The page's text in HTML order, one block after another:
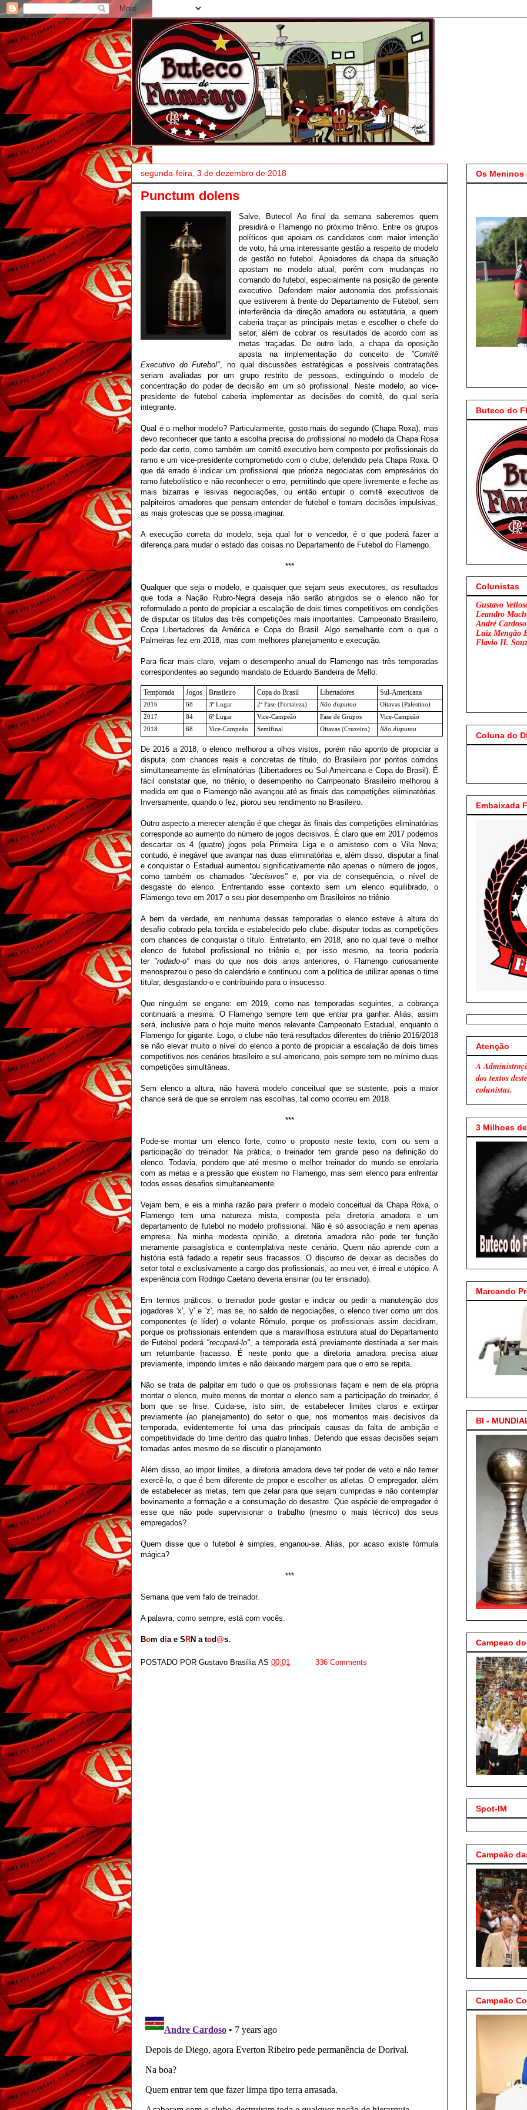
segunda-feira, 3 de dezembro de 2018
Punctum dolens
Salve, Buteco! Ao final da semana saberemos quem
presidirá o Flamengo no próximo triênio. Entre os grupos
políticos que apoiam os candidatos com maior intenção
de voto, há uma interessante gestão a respeito de modelo
de gestão no futebol. Apoiadores da chapa da situação
apostam no modelo atual, porém com mudanças no
comando do futebol, especialmente na posição de gerente
executivo. Defendem maior autonomia dos profissionais
que estiverem à frente do Departamento de Futebol, sem
interferência da direção amadora ou estatutária, a quem
caberia traçar as principais metas e escolher o chefe do
setor, além de cobrar os resultados de acordo com as
metas traçadas. De outro lado, a chapa da oposição
aposta na implementação do conceito de "Comitê
Executivo do Futebol", no qual discussões estratégicas e possíveis contratações
seriam avaliadas por um grupo restrito de pessoas, extinguindo o modelo de
concentração do poder de decisão em um só profissional. Neste modelo, ao vice-
presidente de futebol caberia implementar as decisões do comitê, do qual seria
integrante.
Qual é o melhor modelo? Particularmente, gosto mais do segundo (Chapa Roxa), mas
devo reconhecer que tanto a escolha precisa do profissional no modelo da Chapa Rosa
pode dar certo, como também um comitê executivo bem composto por profissionais do
ramo e um vice-presidente comprometido com o clube, defendido pela Chapa Roxa. O
que dá errado é indicar um profissional que prioriza negociatas com empresários do
ramo futebolístico e não reconhecer o erro, permitindo que opere livremente e feche as
mais bizarras e lesivas negociações, ou então entupir o comitê executivos de
palpiteiros amadores que pensam entender de futebol e tomam decisões impulsivas,
as mais grotescas que se possa imaginar.
A execução correta do modelo, seja qual for o vencedor, é o que poderá fazer a
diferença para mudar o estado das coisas no Departamento de Futebol do Flamengo.
***
Qualquer que seja o modelo, e quaisquer que sejam seus executores, os resultados
que toda a Nação Rubro-Negra deseja não serão atingidos se o elenco não for
reformulado a ponto de propiciar a escalação de dois times competitivos em condições
de disputar os títulos das três competições mais importantes: Campeonato Brasileiro,
Copa Libertadores da América e Copa do Brasil. Algo semelhante com o que o
Palmeiras fez em 2018, mas com melhores planejamento e execução.
Para ficar mais claro, vejam o desempenho anual do Flamengo nas três temporadas
correspondentes ao segundo mandato de Eduardo Bandeira de Mello:
Temporada Jogos Brasileiro Copa do Brasil Libertadores Sul-Americana
2016 68 3º Lugar 2ª Fase (Fortaleza) Não disputou
Oitavas (Palestino)
2017
84 6º Lugar Vice-Campeão Fase de Grupos
Vice-Campeão
2018
68 Vice-Campeão Semifinal Oitavas (Cruzeiro) Não disputou
De 2016 a 2018, o elenco melhorou a olhos vistos, porém não aponto de propiciar a
disputa, com chances reais e concretas de título, do Brasileiro por pontos corridos
simultaneamente às eliminatórias (Libertadores ou Sul-Ameircana e Copa do Brasil). É
fácil constatar que, no triênio, o desempenho no Campeonato Brasileiro melhorou à
medida em que o Flamengo não avançou até as finais das competições eliminatórias.
Inversamente, quando o fez, piorou seu rendimento no Brasileiro.
Outro aspecto a merecer atenção é que chegar às finais das competições eliminatórias
corresponde ao aumento do número de jogos decisivos. É claro que em 2017 podemos
descartar os 4 (quatro) jogos pela Primeira Liga e o amistoso com o Vila Nova;
contudo, é inegável que avançar nas duas eliminatórias e, além disso, disputar a final
e conquistar o Estadual aumentou significativamente não apenas o número de jogos,
como também os chamados "decisivos"e, por via de consequência, o nível de
desgaste do elenco. Enfrentando esse contexto sem um elenco equilibrado, o
Flamengo teve em 2017 o seu pior desempenho em Brasileiros no triênio.
A bem da verdade, em nenhuma dessas temporadas o elenco esteve à altura do
desafio cobrado pela torcida e estabelecido pelo clube: disputar todas as competições
com chances de conquistar o título. Entretanto, em 2018, ano no qual teve o melhor
elenco de futebol profissional no triênio e, por isso mesmo, na teoria poderia
ter "rodado-o" mais do que nos dois anos anteriores, o Flamengo curiosamente
menosprezou o peso do calendário e continuou com a política de utilizar apenas o time
titular, desgastando-o e contribuindo para o insucesso.
Que ninguém se engane: em 2019, como nas temporadas seguintes, a cobrança
continuará a mesma. O Flamengo sempre tem que entrar pra ganhar. Aliás, assim
será, inclusive para o hoje muito menos relevante Campeonato Estadual, enquanto o
Flamengo for gigante. Logo, o clube não terá resultados diferentes do triênio 2016/2018
se não elevar muito o nível do elenco a ponto de propiciar a escalação de dois times
competitivos nos cenários brasileiro e sul-americano, pois sempre tem no mínimo duas
competições simultâneas.
Sem elenco a altura, não haverá modelo conceitual que se sustente, pois a maior
chance será de que se enrolem nas escolhas, tal como ocorreu em 2018.
***
Pode-se montar um elenco forte, como o proposto neste texto, com ou sem a
participação do treinador. Na prática, o treinador tem grande peso na definição do
elenco. Todavia, pondero que até mesmo o melhor treinador do mundo se enrolaria
com as metas e a pressão que existem no Flamengo, mas sem elenco para enfrentar
todos esses desafios simultaneamente.
Vejam bem, e eis a minha razão para preferir o modelo conceitual da Chapa Roxa, o
Flamengo tem uma natureza mista, composta pela diretoria amadora e um
departamento de futebol no modelo profissional. Não é só associação e nem apenas
empresa. Na minha modesta opinião, a diretoria amadora não pode ter função
meramente paisagística e contemplativa neste cenário. Quem não aprende com a
história está fadado a repetir seus fracassos. O discurso de deixar as decisões do
setor total e exclusivamente a cargo dos profissionais, ao meu ver, é irreal e utópico. A
experiência com Rodrigo Caetano deveria ensinar (ou ter ensinado).
Em termos práticos: o treinador pode gostar e indicar ou pedir a manutenção dos
jogadores 'x', 'y' e 'z', mas se, no saldo de negociações, o elenco tiver como um dos
componentes (e líder) o volante Rômulo, porque os profissionais assim decidiram,
porque os profissionais entendem que a maravilhosa estrutura atual do Departamento
de Futebol poderá "recuperá-lo", a temporada está previamente destinada a ser mais
um retumbante fracasso. É neste ponto que a diretoria amadora precisa atuar
previamente, impondo limites e não deixando margem para que o erro se repita.
Não se trata de palpitar em tudo o que os profissionais façam e nem de ela própria
montar o elenco, muito menos de montar o elenco sem a participação do treinador, é
bom que se frise. Cuida-se, isto sim, de estabelecer limites claros e extirpar
previamente (ao planejamento) do setor o que, nos momentos mais decisivos da
temporada, evidentemente foi uma das principais causas da falta de ambição e
competitividade do time dentro das quatro linhas. Defendo que essas decisões sejam
tomadas antes mesmo de se discutir o planejamento.
Além disso, ao impor limites, a diretoria amadora deve ter poder de veto e não temer
exercê-lo, o que é bem diferente de propor e escolher os atletas. O empregador, além
de estabelecer as metas, tem que zelar para que sejam cumpridas e não contemplar
bovinamente a formação e a consumação do desastre. Que espécie de empregador é
esse que não pode supervisionar o trabalho (mesmo o mais técnico) dos seus
empregados?
Quem disse que o futebol é simples, enganou-se. Aliás, por acaso existe fórmula
mágica?
***
Semana que vem falo de treinador.
A palavra, como sempre, está com vocês.
Bom dia e S RN a tod@s.
POSTADO POR Gustavo Brasília AS 00:01 336 Comments
Os
Buteco do
Colunistas
Gustavo
Leandro
André Cardoso
Luiz Mengão
Flavio H.
Coluna do
Flamengo x
Embaixada
Atenção
A
dos textos
colunistas.
3 Milhoes
Marcando
BI -
Campeao
Spot-IM
Campeão
Campeão